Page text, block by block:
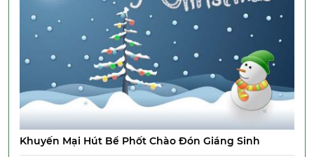
Khuyến Mại Hút Bể Phốt Chào Đón Giáng Sinh